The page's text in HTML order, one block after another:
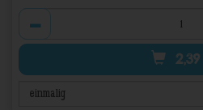
2,39